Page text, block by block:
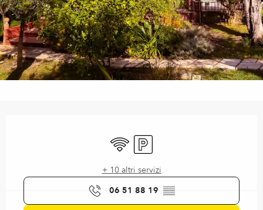
Wi-Fi Parcheggio
+ 10 altri servizi
06 51 88 19 ▒▒